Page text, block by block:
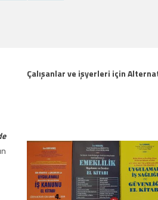
Çalışanlar ve işyerleri için